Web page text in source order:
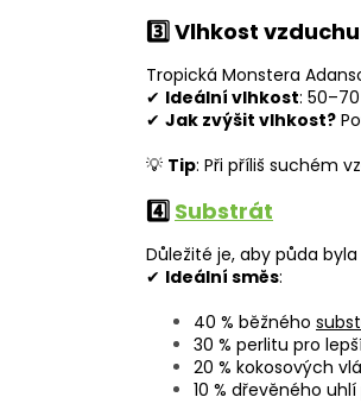
3️⃣ Vlhkost vzduchu
Tropická Monstera
✔ Ideální vlhkost: 50–70
✔ Jak zvýšit vlhkost?
💡 Tip: Při příliš suchém
4️⃣ Substrát
Důležité je, aby půda byla
✔ Ideální směs:
40 % běžného
30 % perlitu pro
20 % kokosových
10 % dřevěného